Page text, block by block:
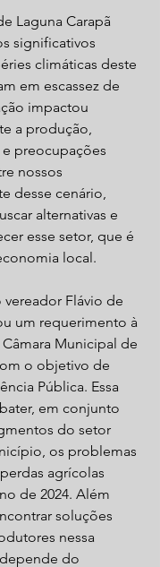
Laguna Carapã
significativos
climáticas deste
em escassez de
impactou
a produção,
preocupações
nossos
desse cenário,
alternativas e
esse setor, que é
local.
Flávio de
um requerimento à
Municipal de
o objetivo de
Pública. Essa
em conjunto
do setor
os problemas
agrícolas
de 2024. Além
soluções
nessa
do